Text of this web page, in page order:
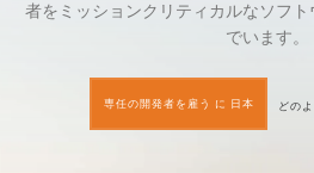
者をミッションクリティカルなソフ
でいます。
専任の開発者を雇う に 日本 どの